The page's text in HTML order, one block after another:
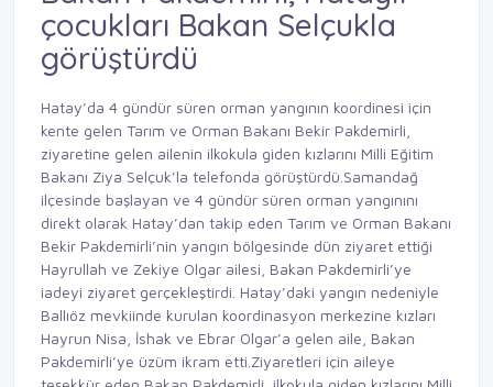
çocukları Bakan Selçukla
görüştürdü
Hatay’da 4 gündür süren orman yangının koordinesi için
kente gelen Tarım ve Orman Bakanı Bekir Pakdemirli,
ziyaretine gelen ailenin ilkokula giden kızlarını Milli Eğitim
Bakanı Ziya Selçuk’la telefonda görüştürdü.Samandağ
ilçesinde başlayan ve 4 gündür süren orman yangınını
direkt olarak Hatay’dan takip eden Tarım ve Orman Bakanı
Bekir Pakdemirli’nin yangın bölgesinde dün ziyaret ettiği
Hayrullah ve Zekiye Olgar ailesi, Bakan Pakdemirli’ye
iadeyi ziyaret gerçekleştirdi. Hatay’daki yangın nedeniyle
Ballıöz mevkiinde kurulan koordinasyon merkezine kızları
Hayrun Nisa, İshak ve Ebrar Olgar’a gelen aile, Bakan
Pakdemirli’ye üzüm ikram etti.Ziyaretleri için aileye